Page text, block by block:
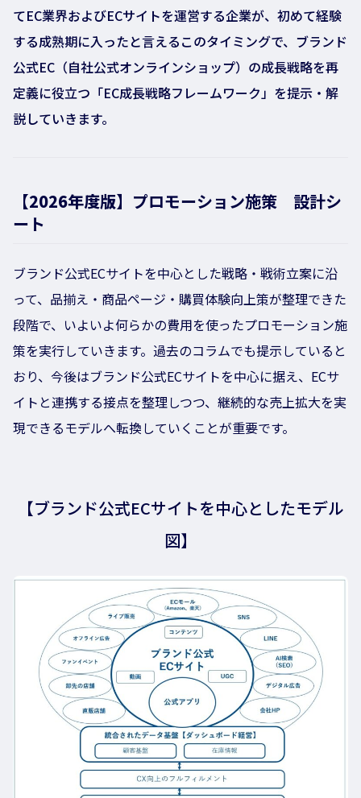
てEC業界およびECサイトを運営する企業が、初めて経験
する成熟期に入ったと言えるこのタイミングで、ブランド
公式EC（自社公式オンラインショップ）の成長戦略を再
定義に役立つ「EC成長戦略フレームワーク」を提示・解
説していきます。
【2026年度版】 プロモーション施策 設計シ
ート
ブランド公式ECサイトを中心とした戦略・戦術立案に沿
って、品揃え・商品ページ・購買体験向上策が整理できた
段階で、いよいよ何らかの費用を使ったプロモーション施
策を実行していきます。 過去のコラムでも提示していると
おり、今後はブランド公式ECサイトを中心に据え、ECサ
イトと連携する接点を整理しつつ、継続的な売上拡大を実
現できるモデルへ転換していくことが重要です。
【ブランド公式ECサイトを中心としたモデル
図】